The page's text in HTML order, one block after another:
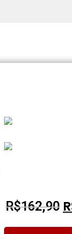
R$162,90